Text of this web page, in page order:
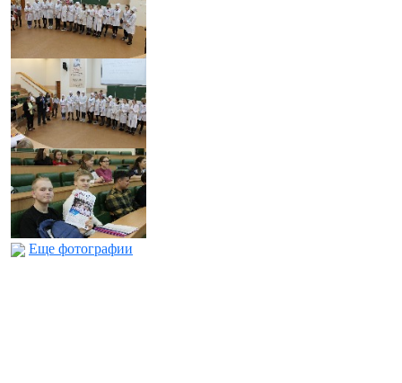
Еще фотографии